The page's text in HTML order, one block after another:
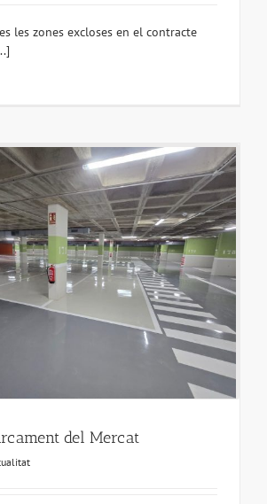
les zones excloses en el contracte
del Mercat